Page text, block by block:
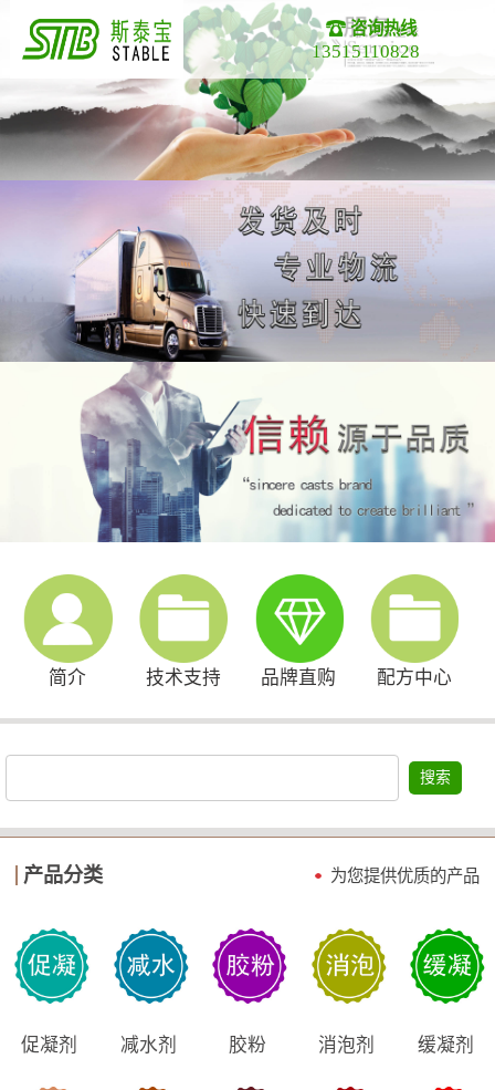
咨询热线
13515110828
简介 技术支持 品牌直购 配方中心
搜索
产品分类 为您提供优质的产品
促凝剂 减水剂 胶粉 消泡剂 缓凝剂